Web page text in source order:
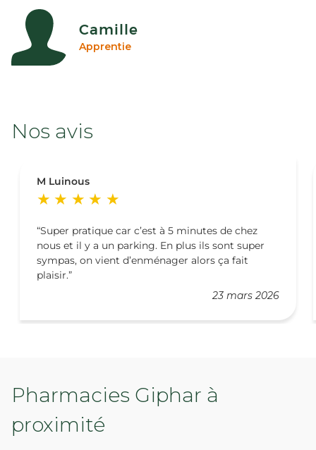
Camille
Apprentie
Nos avis
M Luinous
23 mars 2026
Super pratique car c’est à 5 minutes de chez
nous et il y a un parking. En plus ils sont super
sympas, on vient d’enménager alors ça fait
plaisir.
Pharmacies Giphar à
proximité